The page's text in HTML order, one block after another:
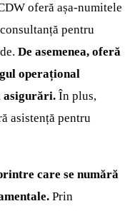
oferă așa-numitele
pentru
De asemenea, oferă
operațional
asigurări. În plus,
asistență pentru
care se numără
Prin